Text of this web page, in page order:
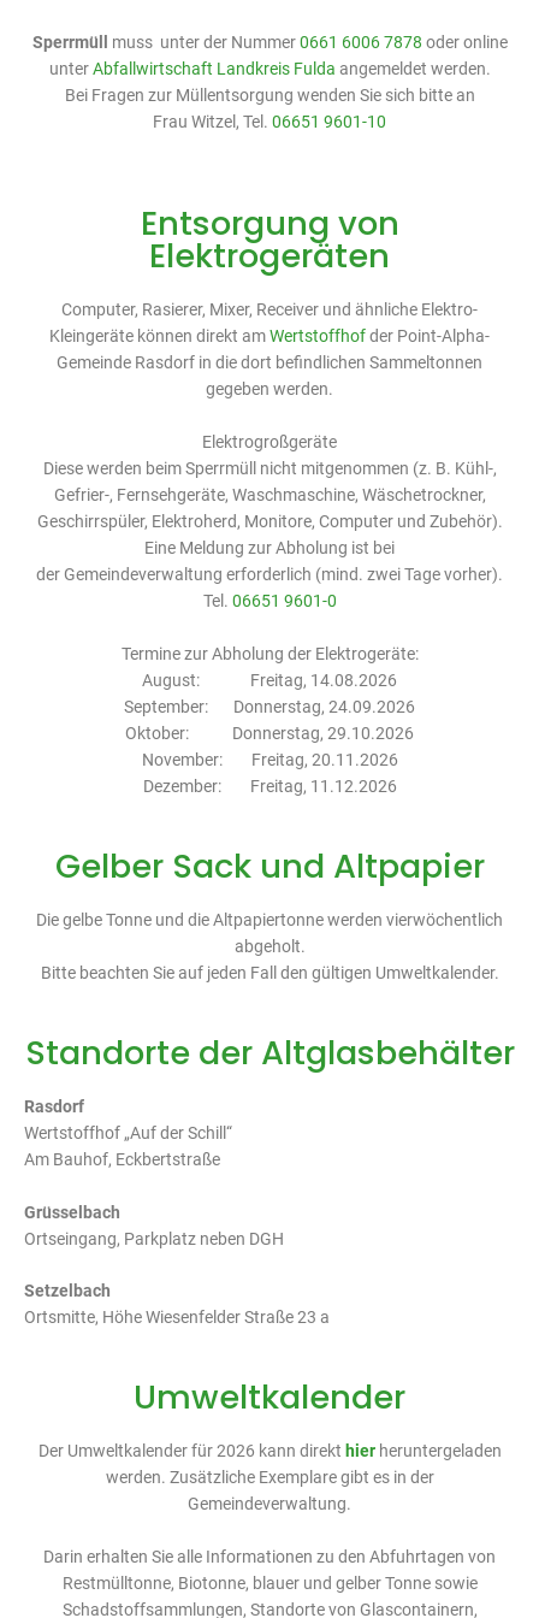
Sperrmüll muss unter der Nummer0661 6006 7878 oder online
unter Abfallwirtschaft Landkreis Fulda angemeldet werden.
Bei Fragen zur Müllentsorgung wenden Sie sich bitte an
Frau Witzel, Tel. 06651 9601-10
Entsorgung von
Elektrogeräten
Computer, Rasierer, Mixer, Receiver und ähnliche Elektro-
Kleingeräte können direkt amWertstoffhofder Point-Alpha-
Gemeinde Rasdorf in die dort befindlichen Sammeltonnen
gegeben werden.
Elektrogroßgeräte
Diese werden beim Sperrmüll nicht mitgenommen (z. B. Kühl-,
Gefrier-, Fernsehgeräte, Waschmaschine, Wäschetrockner,
Geschirrspüler, Elektroherd, Monitore, Computer und Zubehör).
Eine Meldung zur Abholung ist bei
der Gemeindeverwaltung erforderlich (mind. zwei Tage vorher).
Tel. 06651 9601-0
Termine zur Abholung der Elektrogeräte:
August: Freitag, 14.08.2026
September: Donnerstag, 24.09.2026
Oktober: Donnerstag, 29.10.2026
November: Freitag, 20.11.2026
Dezember: Freitag, 11.12.2026
Gelber Sack und Altpapier
Die gelbe Tonne und die Altpapiertonne werden vierwöchentlich
abgeholt.
Bitte beachten Sie auf jeden Fall den gültigen Umweltkalender.
Standorte der Altglasbehälter
Rasdorf
Wertstoffhof „Auf der Schill“
Am Bauhof, Eckbertstraße
Grüsselbach
Ortseingang, Parkplatz neben DGH
Setzelbach
Ortsmitte, Höhe Wiesenfelder Straße 23 a
Umweltkalender
Der Umweltkalender für 2026 kann direkt hier heruntergeladen
werden. Zusätzliche Exemplare gibt es in der
Gemeindeverwaltung.
Darin erhalten Sie alle Informationen zu den Abfuhrtagen von
Restmülltonne, Biotonne, blauer und gelber Tonne sowie
Schadstoffsammlungen, Standorte von Glascontainern,